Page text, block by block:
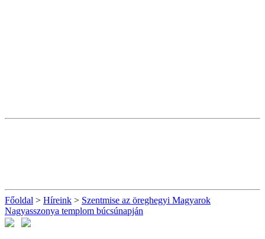
Főoldal > Híreink > Szentmise az öreghegyi Magyarok
Nagyasszonya templom búcsúnapján